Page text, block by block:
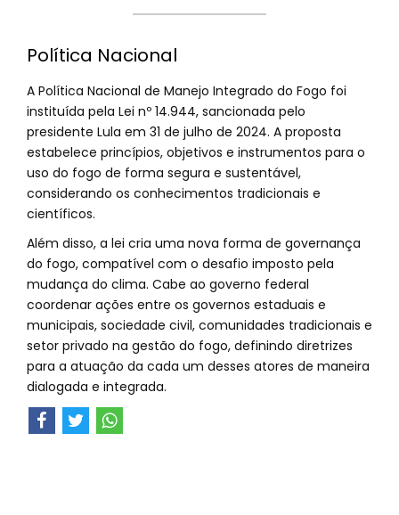
Política Nacional
A Política Nacional de Manejo Integrado do Fogo foi
instituída pela Lei nº 14.944, sancionada pelo
presidente Lula em 31 de julho de 2024. A proposta
estabelece princípios, objetivos e instrumentos para o
uso do fogo de forma segura e sustentável,
considerando os conhecimentos tradicionais e
científicos.
Além disso, a lei cria uma nova forma de governança
do fogo, compatível com o desafio imposto pela
mudança do clima. Cabe ao governo federal
coordenar ações entre os governos estaduais e
municipais, sociedade civil, comunidades tradicionais e
setor privado na gestão do fogo, definindo diretrizes
para a atuação da cada um desses atores de maneira
dialogada e integrada.